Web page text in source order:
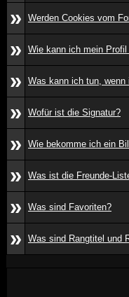
» Werden Cookies vom
» Wie kann ich mein Profil
» Was kann ich tun,
» Wofür ist die Signatur?
» Wie bekomme ich ein
» Was ist die Freunde-
» Was sind Favoriten?
» Was sind Rangtitel und